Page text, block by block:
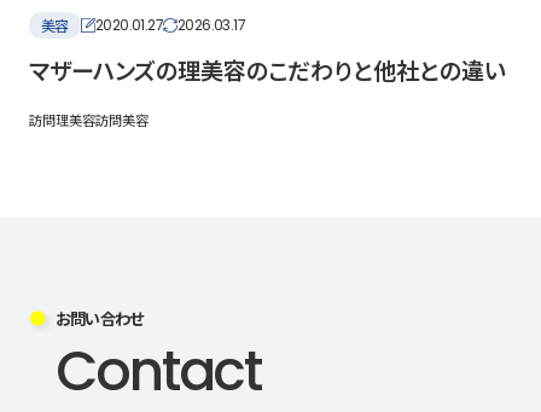
美容 2020.01.27 2026.03.17
マザーハンズの理美容のこだわりと他社との違い
訪問理美容訪問美容
お問い合わせ
Contact